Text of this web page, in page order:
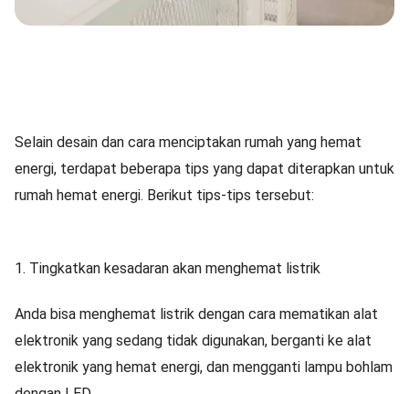
Selain desain dan cara menciptakan rumah yang hemat
energi, terdapat beberapa tips yang dapat diterapkan untuk
rumah hemat energi. Berikut tips-tips tersebut:
1. Tingkatkan kesadaran akan menghemat listrik
Anda bisa menghemat listrik dengan cara mematikan alat
elektronik yang sedang tidak digunakan, berganti ke alat
elektronik yang hemat energi, dan mengganti lampu bohlam